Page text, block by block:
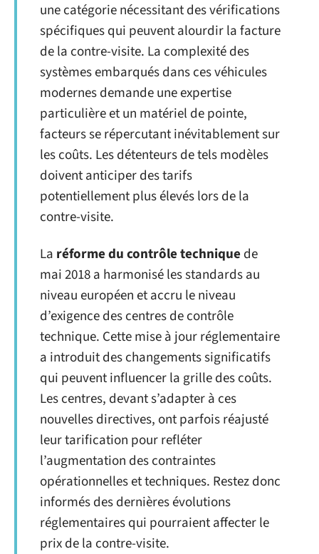
une catégorie nécessitant des vérifications
spécifiques qui peuvent alourdir la facture
de la contre-visite. La complexité des
systèmes embarqués dans ces véhicules
modernes demande une expertise
particulière et un matériel de pointe,
facteurs se répercutant inévitablement sur
les coûts. Les détenteurs de tels modèles
doivent anticiper des tarifs
potentiellement plus élevés lors de la
contre-visite.
La réforme du contrôle technique de
mai 2018 a harmonisé les standards au
niveau européen et accru le niveau
d’exigence des centres de contrôle
technique. Cette mise à jour réglementaire
a introduit des changements significatifs
qui peuvent influencer la grille des coûts.
Les centres, devant s’adapter à ces
nouvelles directives, ont parfois réajusté
leur tarification pour refléter
l’augmentation des contraintes
opérationnelles et techniques. Restez donc
informés des dernières évolutions
réglementaires qui pourraient affecter le
prix de la contre-visite.